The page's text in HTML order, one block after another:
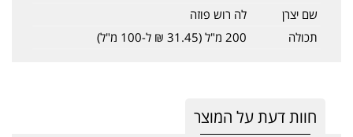
שם יצרן
לה רוש פוזה
תכולה
200 מ"ל (31.45 ₪ ל-100 מ"ל)
חוות דעת על המוצר